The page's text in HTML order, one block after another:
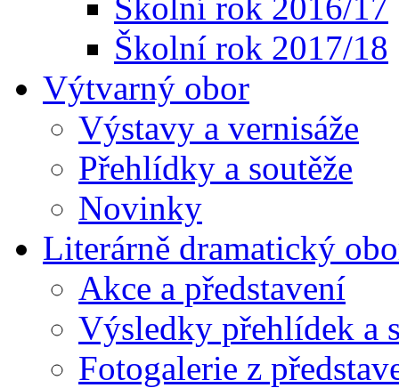
Školní rok 2017/18
Výtvarný obor
Výstavy a vernisáže
Přehlídky a soutěže
Novinky
Literárně dramatický
Akce a představení
Výsledky přehlídek a
Fotogalerie z